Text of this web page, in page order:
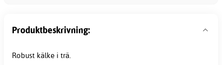
Produktbeskrivning:
Robust kälke i trä.